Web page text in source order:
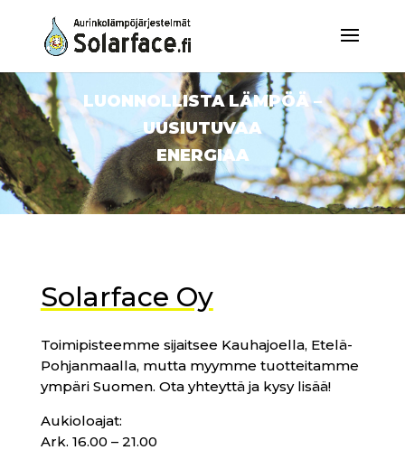
LUONNOLLISTA LÄMPÖÄ –
UUSIUTUVAA
ENERGIAA
Solarface Oy
Toimipisteemme sijaitsee Kauhajoella, Etelä-
Pohjanmaalla, mutta myymme tuotteitamme
ympäri Suomen. Ota yhteyttä ja kysy lisää!
Aukioloajat:
Ark. 16.00 – 21.00